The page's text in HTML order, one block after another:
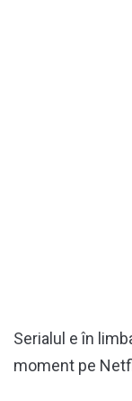
Serialul e în
moment pe